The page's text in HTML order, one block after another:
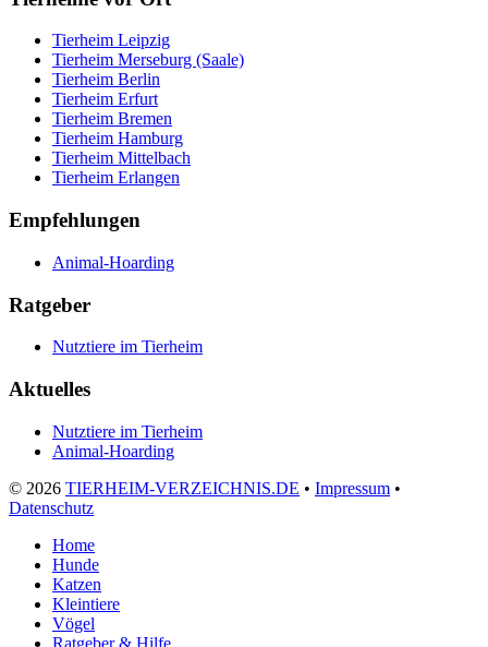
Tierheim Leipzig
Tierheim Merseburg (Saale)
Tierheim Berlin
Tierheim Erfurt
Tierheim Bremen
Tierheim Hamburg
Tierheim Mittelbach
Tierheim Erlangen
Empfehlungen
Animal-Hoarding
Ratgeber
Nutztiere im Tierheim
Aktuelles
Nutztiere im Tierheim
Animal-Hoarding
© 2026 TIERHEIM-VERZEICHNIS.DE • Impressum •
Datenschutz
Home
Hunde
Katzen
Kleintiere
Vögel
Ratgeber & Hilfe